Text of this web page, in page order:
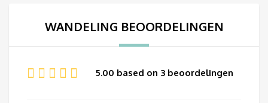
WANDELING BEOORDELINGEN
5.00 based on 3 beoordelingen